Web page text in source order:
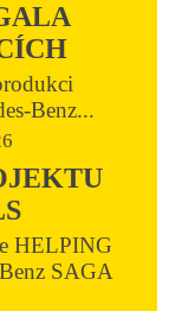
Benz...
HELPING
SAGA